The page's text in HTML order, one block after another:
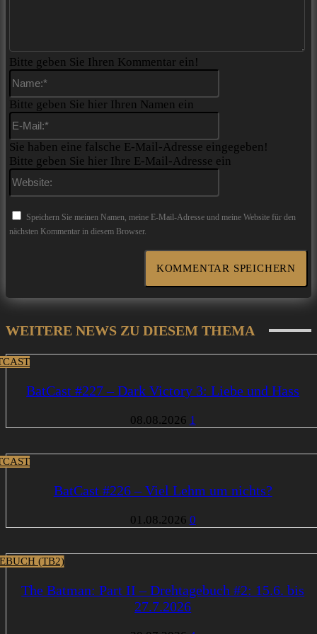
Bitte geben Sie Ihren Kommentar ein!
Bitte geben Sie hier Ihren Namen ein
Sie haben eine falsche E-Mail-Adresse eingegeben!
Bitte geben Sie hier Ihre E-Mail-Adresse ein
Speichern Sie meinen Namen, meine E-Mail-Adresse und meine Website für den
nächsten Kommentar in diesem Browser.
WEITERE NEWS ZU DIESEM THEMA
BatCast #227 – Dark Victory 3: Liebe und Hass
08.08.2026 1
BatCast #226 – Viel Lehm um nichts?
01.08.2026 0
(TB2)
The Batman: Part II – Drehtagebuch #2: 15.6. bis
27.7.2026